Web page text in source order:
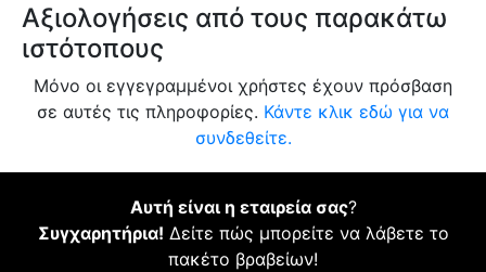
Αξιολογήσεις από τους παρακάτω
ιστότοπους
Μόνο οι εγγεγραμμένοι χρήστες έχουν πρόσβαση
σε αυτές τις πληροφορίες. Κάντε κλικ εδώ για να
συνδεθείτε.
Αυτή είναι η εταιρεία σας?
Συγχαρητήρια! Δείτε πώς μπορείτε να λάβετε το
πακέτο βραβείων!